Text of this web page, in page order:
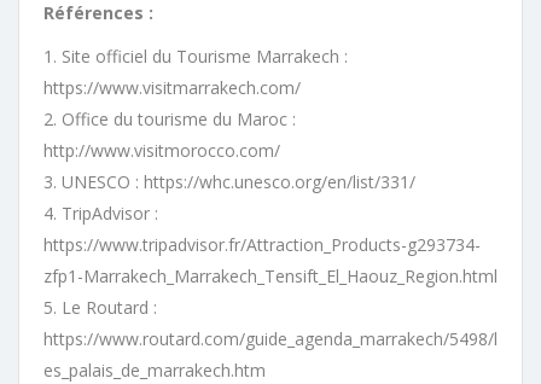
Références :
1. Site officiel du Tourisme Marrakech :
https://www.visitmarrakech.com/
2. Office du tourisme du Maroc :
http://www.visitmorocco.com/
3. UNESCO : https://whc.unesco.org/en/list/331/
4. TripAdvisor :
https://www.tripadvisor.fr/Attraction_Products-g293734-
zfp1-Marrakech_Marrakech_Tensift_El_Haouz_Region.html
5. Le Routard :
https://www.routard.com/guide_agenda_marrakech/5498/l
es_palais_de_marrakech.htm